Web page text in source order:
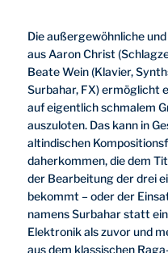
Die außergewöhnliche
aus Aaron Christ
Beate Wein (Klavier,
Surbahar, FX) ermöglicht
auf eigentlich schmalem
auszuloten. Das kann in
altindischen
daherkommen, die dem
der Bearbeitung der drei
bekommt – oder der
namens Surbahar statt
Elektronik als zuvor und
aus dem klassischen